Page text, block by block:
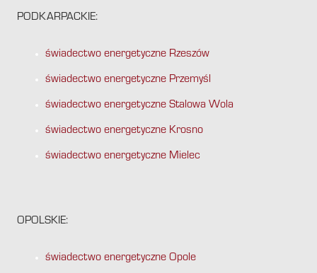
PODKARPACKIE:
świadectwo energetyczne Rzeszów
świadectwo energetyczne Przemyśl
świadectwo energetyczne Stalowa Wola
świadectwo energetyczne Krosno
świadectwo energetyczne Mielec
OPOLSKIE:
świadectwo energetyczne Opole